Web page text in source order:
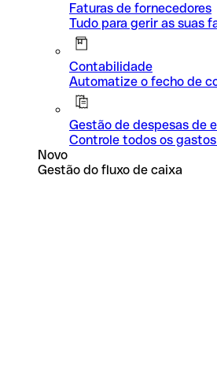
Faturas de fornecedores
Tudo para gerir as suas
Contabilidade
Automatize o fecho de
Gestão de despesas de
Controle todos os
Novo
Gestão do fluxo de caixa